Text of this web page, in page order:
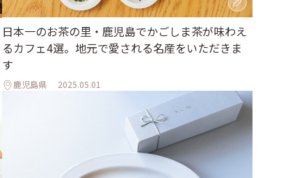
日本一のお茶の里・鹿児島でかごしま茶が味わえ
るカフェ4選。地元で愛される名産をいただきま
す
鹿児島県 2025.05.01